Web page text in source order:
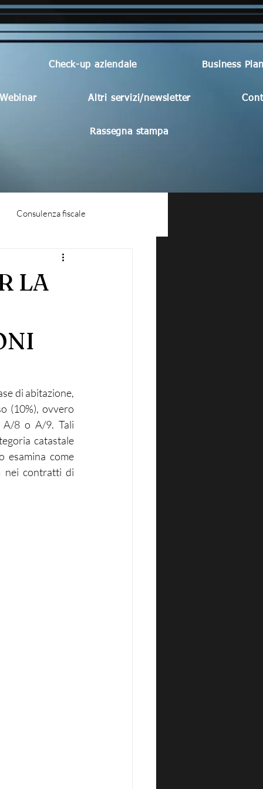
Check-up aziendale Business
Webinar Altri servizi/newsletter
Rassegna stampa
Consulenza fiscale
LA
di abitazione,
(10%), ovvero
A/8 o A/9. Tali
catastale
esamina come
nei contratti di